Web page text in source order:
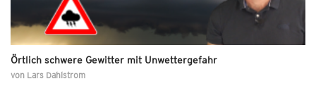
Örtlich schwere Gewitter mit Unwettergefahr
von Lars Dahlstrom